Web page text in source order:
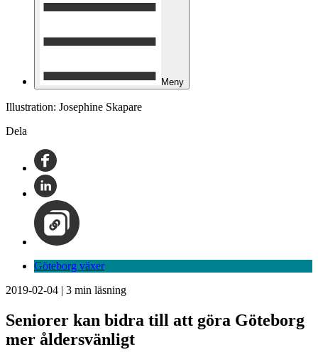
Meny
Illustration: Josephine Skapare
Dela
Göteborg växer
2019-02-04 | 3 min läsning
Seniorer kan bidra till att göra Göteborg
mer åldersvänligt